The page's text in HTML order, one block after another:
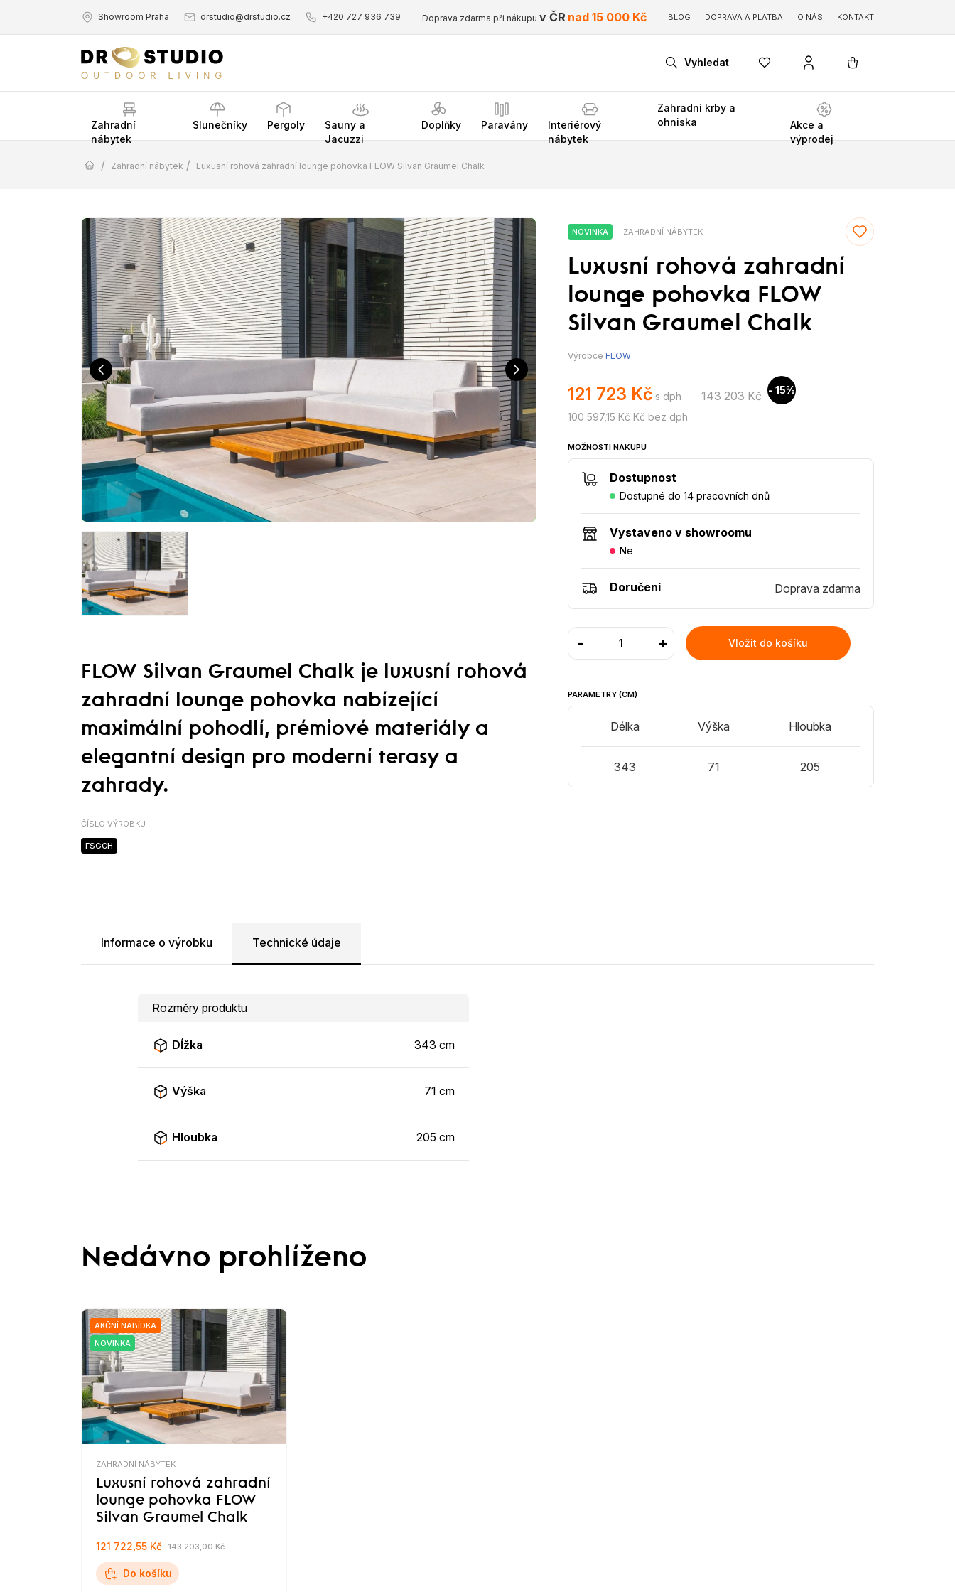
Showroom Praha drstudio@drstudio.cz +420 727 936 739 Doprava zdarma při nákupu v ČR nad 15 000 Kč BLOG DOPRAVA A PLATBA O NÁS KONTAKT
Vyhledat
Zahradní
nábytek
Slunečníky Pergoly
Sauny a
Jacuzzi
Doplňky Paravány
Interiérový
nábytek
Zahradní krby a
ohniska
Akce a
výprodej
/ Zahradní nábytek / Luxusní rohová zahradní lounge pohovka FLOW Silvan Graumel Chalk
FLOW Silvan Graumel Chalk je luxusní rohová
zahradní lounge pohovka nabízející
maximální pohodlí, prémiové materiály a
elegantní design pro moderní terasy a
zahrady.
ČÍSLO VÝROBKU
FSGCH
NOVINKA ZAHRADNÍ NÁBYTEK
Luxusní rohová zahradní
lounge pohovka FLOW
Silvan Graumel Chalk
Výrobce FLOW
121 723 Kč s dph 143 203 Kč - 15%
100 597,15 Kč Kč bez dph
MOŽNOSTI NÁKUPU
Dostupnost
Dostupné do 14 pracovních dnů
Vystaveno v showroomu
Ne
Doručení Doprava zdarma
- + Vložit do košíku
PARAMETRY (CM)
Délka
343
Výška
71
Hloubka
205
Informace o výrobku Technické údaje
Rozměry produktu
Dĺžka 343 cm
Výška 71 cm
Hloubka 205 cm
Nedávno prohlíženo
AKČNÍ NABÍDKA
NOVINKA
ZAHRADNÍ NÁBYTEK
Luxusní rohová zahradní
lounge pohovka FLOW
Silvan Graumel Chalk
121 722,55 Kč 143 203,00 Kč
Do košíku